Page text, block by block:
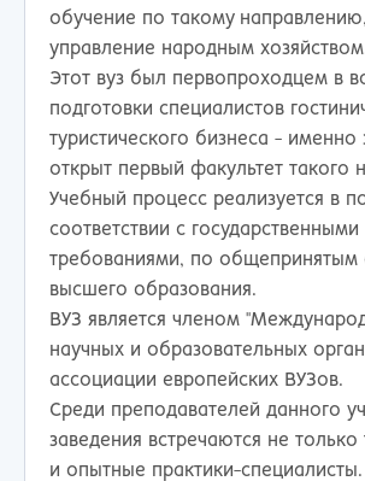
обучение по такому
управление народным
Этот вуз был первопроходцем в
подготовки специалистов
туристического бизнеса - именно
открыт первый факультет такого
Учебный процесс реализуется в
соответствии с
требованиями, по общепринятым
высшего образования.
ВУЗ является членом
научных и образовательных
ассоциации европейских ВУЗов.
Среди преподавателей данного
заведения встречаются не только
и опытные практики-